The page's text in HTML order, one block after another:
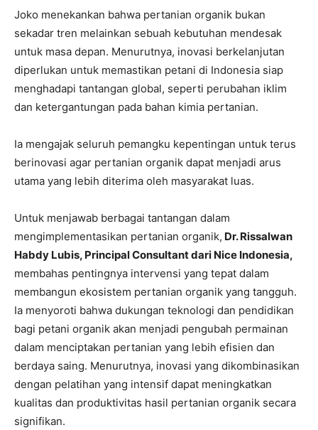
Joko menekankan bahwa pertanian organik bukan
sekadar tren melainkan sebuah kebutuhan mendesak
untuk masa depan. Menurutnya, inovasi berkelanjutan
diperlukan untuk memastikan petani di Indonesia siap
menghadapi tantangan global, seperti perubahan iklim
dan ketergantungan pada bahan kimia pertanian.
Ia mengajak seluruh pemangku kepentingan untuk terus
berinovasi agar pertanian organik dapat menjadi arus
utama yang lebih diterima oleh masyarakat luas.
Untuk menjawab berbagai tantangan dalam
mengimplementasikan pertanian organik, Dr. Rissalwan
Habdy Lubis, Principal Consultant dari Nice Indonesia,
membahas pentingnya intervensi yang tepat dalam
membangun ekosistem pertanian organik yang tangguh.
Ia menyoroti bahwa dukungan teknologi dan pendidikan
bagi petani organik akan menjadi pengubah permainan
dalam menciptakan pertanian yang lebih efisien dan
berdaya saing. Menurutnya, inovasi yang dikombinasikan
dengan pelatihan yang intensif dapat meningkatkan
kualitas dan produktivitas hasil pertanian organik secara
signifikan.